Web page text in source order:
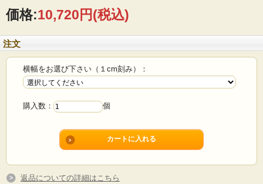
価格:10,720円(税込)
注文
横幅をお選び下さい（１cm刻み）：
購入数： 個
返品についての詳細はこちら